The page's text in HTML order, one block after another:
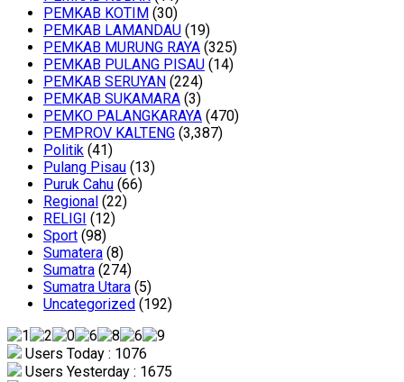
PEMKAB KOTIM (30)
PEMKAB LAMANDAU (19)
PEMKAB MURUNG RAYA (325)
PEMKAB PULANG PISAU (14)
PEMKAB SERUYAN (224)
PEMKAB SUKAMARA (3)
PEMKO PALANGKARAYA (470)
PEMPROV KALTENG (3,387)
Politik (41)
Pulang Pisau (13)
Puruk Cahu (66)
Regional (22)
RELIGI (12)
Sport (98)
Sumatera (8)
Sumatra (274)
Sumatra Utara (5)
Uncategorized (192)
Users Today : 1076
Users Yesterday : 1675